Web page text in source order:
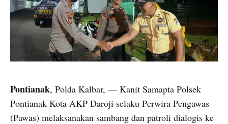
Pontianak, Polda Kalbar, — Kanit Samapta Polsek
Pontianak Kota AKP Daroji selaku Perwira Pengawas
(Pawas) melaksanakan sambang dan patroli dialogis ke